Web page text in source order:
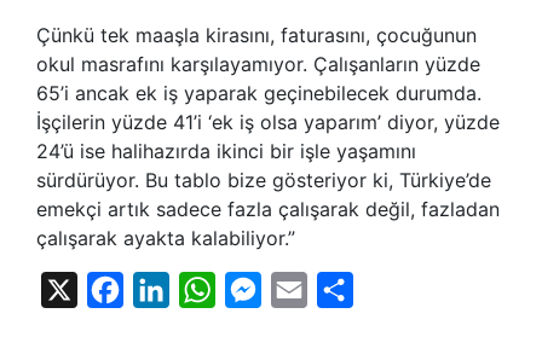
Çünkü tek maaşla kirasını, faturasını, çocuğunun
okul masrafını karşılayamıyor. Çalışanların yüzde
65’i ancak ek iş yaparak geçinebilecek durumda.
İşçilerin yüzde 41’i ‘ek iş olsa yaparım’ diyor, yüzde
24’ü ise halihazırda ikinci bir işle yaşamını
sürdürüyor. Bu tablo bize gösteriyor ki, Türkiye’de
emekçi artık sadece fazla çalışarak değil, fazladan
çalışarak ayakta kalabiliyor.”
FacebookLinkedInWhatsAppMessenger
Email